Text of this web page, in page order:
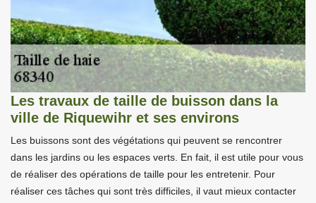
Les travaux de taille de buisson dans la
ville de Riquewihr et ses environs
Les buissons sont des végétations qui peuvent se rencontrer
dans les jardins ou les espaces verts. En fait, il est utile pour vous
de réaliser des opérations de taille pour les entretenir. Pour
réaliser ces tâches qui sont très difficiles, il vaut mieux contacter